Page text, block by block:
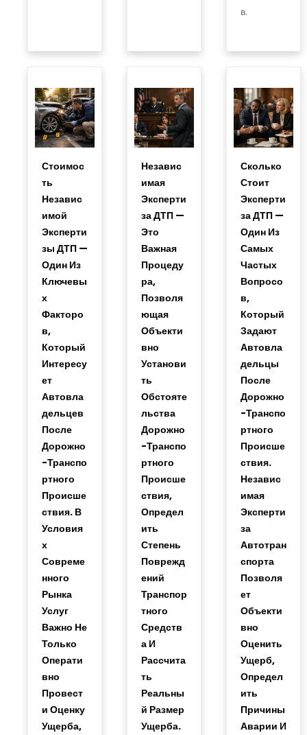
в.
Стоимос
Ть
Независ
Имой
Эксперти
Зы ДТП —
Один Из
Ключевы
Х
Факторо
В,
Который
Интересу
Ет
Автовла
Дельцев
После
Дорожно
-транспо
Ртного
Происше
Ствия. В
Условия
Х
Совреме
Нного
Рынка
Услуг
Важно Не
Только
Операти
Вно
Провест
И Оценку
Ущерба,
Независ
Имая
Эксперти
За ДТП —
Это
Важная
Процеду
Ра,
Позволя
Ющая
Объекти
Вно
Установи
Ть
Обстояте
Льства
Дорожно
-транспо
Ртного
Происше
Ствия,
Определ
Ить
Степень
Поврежд
Ений
Транспор
Тного
Средств
А И
Рассчита
Ть
Реальны
Й Размер
Ущерба.
Сколько
Стоит
Эксперти
За ДТП —
Один Из
Самых
Частых
Вопросо
В,
Который
Задают
Автовла
Дельцы
После
Дорожно
-транспо
Ртного
Происше
Ствия.
Независ
Имая
Эксперти
За
Автотран
Спорта
Позволя
Ет
Объекти
Вно
Оценить
Ущерб,
Определ
Ить
Причины
Аварии И